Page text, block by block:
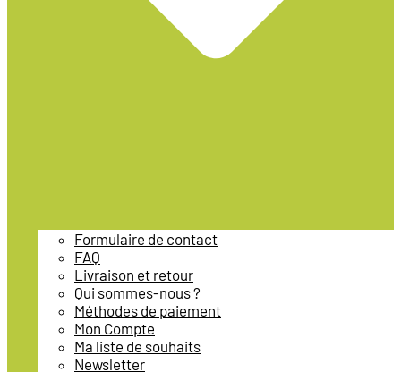
Formulaire de contact
FAQ
Livraison et retour
Qui sommes-nous ?
Méthodes de paiement
Mon Compte
Ma liste de souhaits
Newsletter